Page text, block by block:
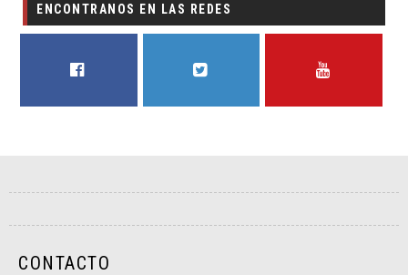
ENCONTRANOS EN LAS REDES
CONTACTO